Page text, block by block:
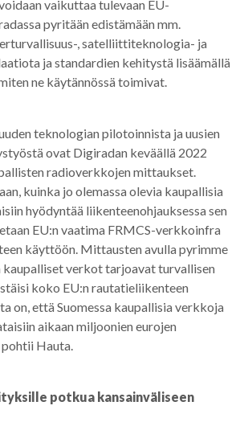
vaikuttaa tulevaan EU-
pyritään edistämään mm.
, satelliittiteknologia- ja
ja standardien kehitystä lisäämällä
ne käytännössä toimivat.
teknologian pilotoinnista ja uusien
ovat Digiradan keväällä 2022
radioverkkojen mittaukset.
kuinka jo olemassa olevia kaupallisia
hyödyntää liikenteenohjauksessa sen
EU:n vaatima FRMCS-verkkoinfra
käyttöön. Mittausten avulla pyrimme
kaupalliset verkot tarjoavat turvallisen
koko EU:n rautatieliikenteen
on, että Suomessa kaupallisia verkkoja
aikaan miljoonien eurojen
Hauta.
potkua kansainväliseen